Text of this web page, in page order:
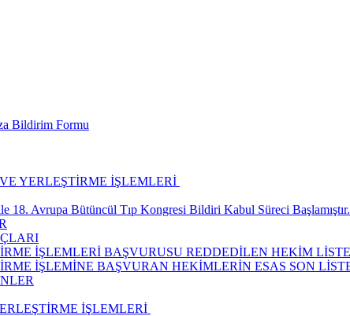
Bildirim Formu
YERLEŞTİRME İŞLEMLERİ
18. Avrupa Bütüncül Tıp Kongresi Bildiri Kabul Süreci Başlamıştır.
İŞLEMLERİ BAŞVURUSU REDDEDİLEN HEKİM
İŞLEMİNE BAŞVURAN HEKİMLERİN ESAS SON
İŞLEMLERİ